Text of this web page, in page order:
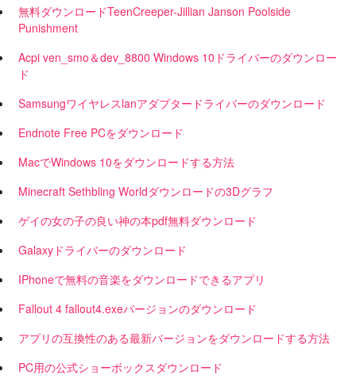
無料ダウンロードTeenCreeper-Jillian Janson Poolside
Punishment
Acpi ven_smo＆dev_8800 Windows 10ドライバーのダウンロー
ド
Samsungワイヤレスlanアダプタードライバーのダウンロード
Endnote Free PCをダウンロード
MacでWindows 10をダウンロードする方法
Minecraft Sethbling Worldダウンロードの3Dグラフ
ゲイの女の子の良い神の本pdf無料ダウンロード
Galaxyドライバーのダウンロード
IPhoneで無料の音楽をダウンロードできるアプリ
Fallout 4 fallout4.exeバージョンのダウンロード
アプリの互換性のある最新バージョンをダウンロードする方法
PC用の公式ショーボックスダウンロード